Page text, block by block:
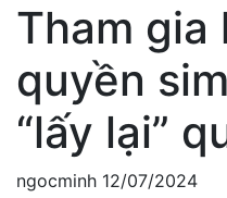
Tham gia
quyền
“lấy lại”
ngocminh 12/07/2024